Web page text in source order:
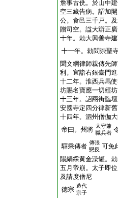
詹事古侁。於山中
空三藏告病。詔加
公。食邑三千戸。
贈司空。諡大辯正
十年。勅大興善寺
十一年。勅問崇聖
聞文綱律師親傳先
利。宜詣右銀臺門
十二年。淮西兵馬
坊賜名寶應一切經坊
十三年。詔兩街臨
安國寺定四分律新
十四年。泗州僧伽
帝曰。州將 太守兼
職兵者
驛乘傳者 傳張
戀反 可免
賜絹綵黄金澡罐。
五月帝崩。太子即
及請度僧尼
徳宗 造代
宗子